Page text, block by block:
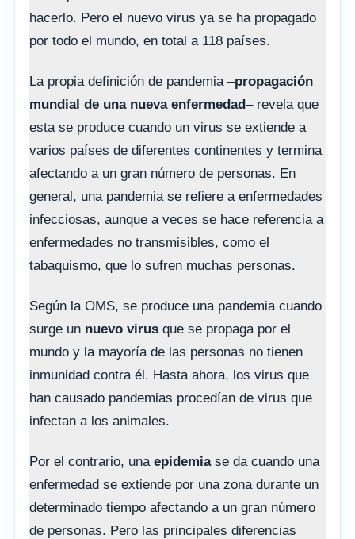
hacerlo. Pero el nuevo virus ya se ha propagado
por todo el mundo, en total a 118 países.
La propia definición de pandemia –propagación
mundial de una nueva enfermedad– revela que
esta se produce cuando un virus se extiende a
varios países de diferentes continentes y termina
afectando a un gran número de personas. En
general, una pandemia se refiere a enfermedades
infecciosas, aunque a veces se hace referencia a
enfermedades no transmisibles, como el
tabaquismo, que lo sufren muchas personas.
Según la OMS, se produce una pandemia cuando
surge un nuevo virus que se propaga por el
mundo y la mayoría de las personas no tienen
inmunidad contra él. Hasta ahora, los virus que
han causado pandemias procedían de virus que
infectan a los animales.
Por el contrario, una epidemiase da cuando una
enfermedad se extiende por una zona durante un
determinado tiempo afectando a un gran número
de personas. Pero las principales diferencias